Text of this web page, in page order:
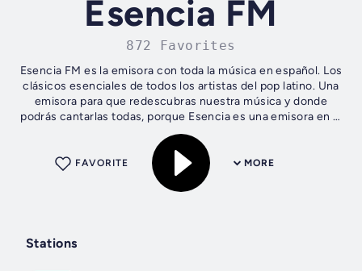
Esencia FM
872 Favorites
Esencia FM es la emisora con toda la música en español. Los
clásicos esenciales de todos los artistas del pop latino. Una
emisora para que redescubras nuestra música y donde
podrás cantarlas todas, porque Esencia es una emisora en la
que entiendes....
MORE
FAVORITE
Stations